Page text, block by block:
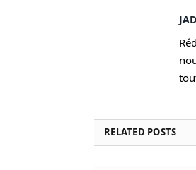
RELATED POSTS